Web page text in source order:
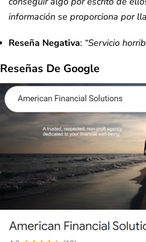
información se proporciona por
Reseña Negativa: “Servicio
Reseñas De Google